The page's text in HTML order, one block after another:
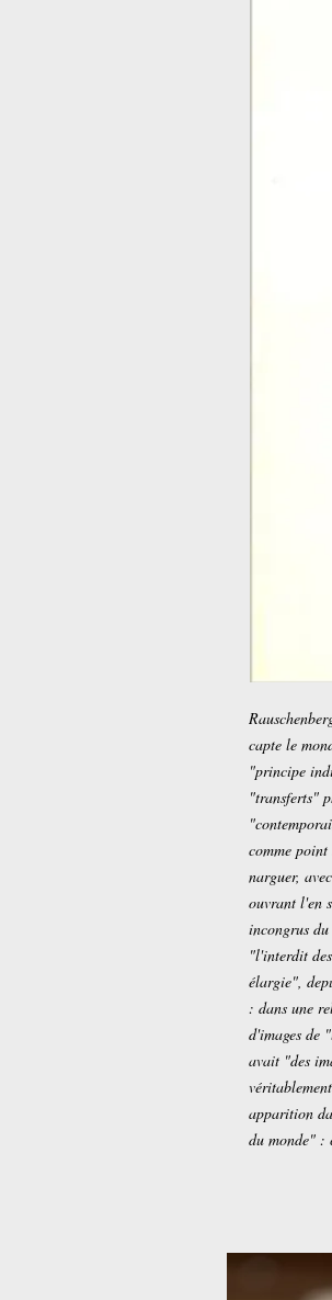
capte le
"principe
"transferts"
comme
narguer,
ouvrant l'en
incongrus
"l'interdit
élargie",
: dans une
d'images de
avait "des
apparition
du monde" :